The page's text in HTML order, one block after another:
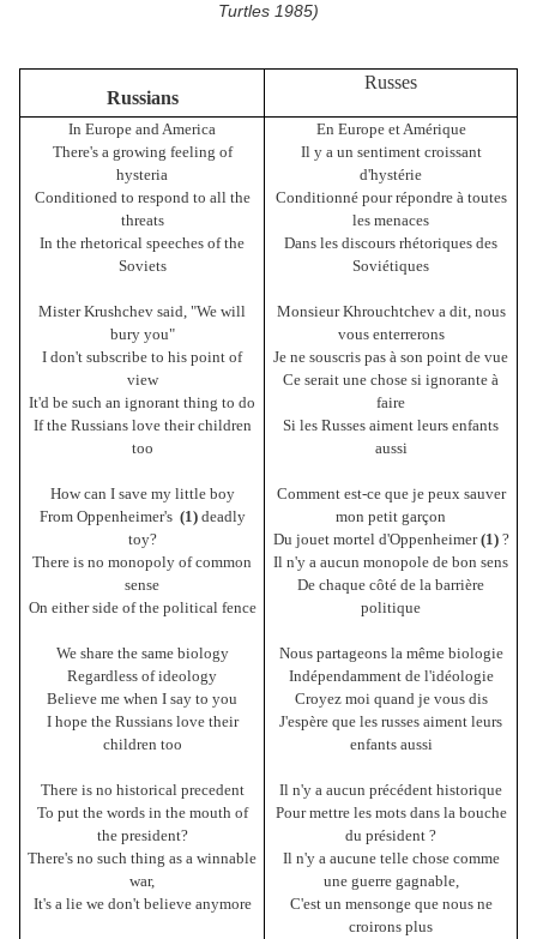
Turtles 1985)
Russians
Russes
In Europe and America
There's a growing feeling of
hysteria
Conditioned to respond to all the
threats
In the rhetorical speeches of the
Soviets
Mister Krushchev said, "We will
bury you"
I don't subscribe to his point of
view
It'd be such an ignorant thing to do
If the Russians love their children
too
How can I save my little boy
From Oppenheimer's (1)deadly
toy?
There is no monopoly of common
sense
On either side of the political fence
We share the same biology
Regardless of ideology
Believe me when I say to you
I hope the Russians love their
children too
There is no historical precedent
To put the words in the mouth of
the president?
There's no such thing as a winnable
war,
It's a lie we don't believe anymore
En Europe et Amérique
Il y a un sentiment croissant
d'hystérie
Conditionné pour répondre à toutes
les menaces
Dans les discours rhétoriques des
Soviétiques
Monsieur Khrouchtchev a dit, nous
vous enterrerons
Je ne souscris pas à son point de vue
Ce serait une chose si ignorante à
faire
Si les Russes aiment leurs enfants
aussi
Comment est-ce que je peux sauver
mon petit garçon
Du jouet mortel d'Oppenheimer(1)?
Il n'y a aucun monopole de bon sens
De chaque côté de la barrière
politique
Nous partageons la même biologie
Indépendamment de l'idéologie
Croyez moi quand je vous dis
J'espère que les russes aiment leurs
enfants aussi
Il n'y a aucun précédent historique
Pour mettre les mots dans la bouche
du président ?
Il n'y a aucune telle chose comme
une guerre gagnable,
C'est un mensonge que nous ne
croirons plus